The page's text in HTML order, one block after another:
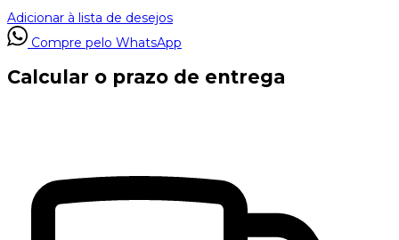
Adicionar à lista de desejos
Compre pelo WhatsApp
Calcular o prazo de entrega